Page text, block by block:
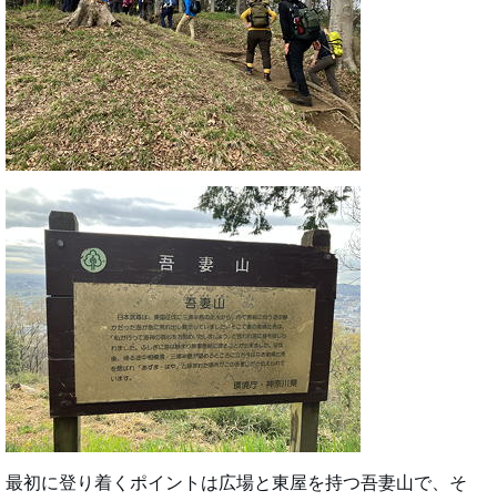
最初に登り着くポイントは広場と東屋を持つ吾妻山で、そ